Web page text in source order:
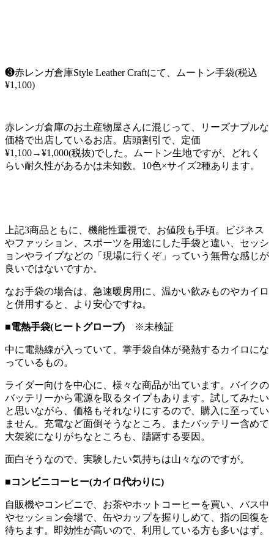
❸赤レンガ倉庫Style Leather Craftにて、ムートン手袋(税込
¥1,100)
赤レンガ倉庫のお土産物屋さんに混じって、リーズナブルな
価格で出店しているお店。店頭割引で、定価
¥1,100→¥1,000(税抜)でした。ムートン生地ですが、どれく
らい耐久性があるかは未知数。10色×サイズ2種あります。
上記3商品ともに、機能性重視で、お値段も手頃。ビジネス
やファッション、スポーツを用途にした手袋と違い、セッシ
ョンやライブなどの「現場に行くぞ」っていう無骨な感じが
良いではないですか。
なお手袋の場合は、急速暖房用に、温かい飲みものやカイロ
と併用すると、より安心ですね。
■電熱手袋(ヒートグローブ) ※未検証
中に電熱線が入っていて、掌手袋自体が発熱するカイロにな
っているもの。
ライダー向けを中心に、様々な商品が出ています。バイクの
バッテリーから電源を取るタイプもあります。試してみたい
と思いながら、価格もそれなりにするので、購入に至ってい
ません。充電など面倒そうなところ、またバッテリー含めて
大袈裟になりがちなところも、躊躇する要因。
面白そうなので、実験したい気持ちは山々なのですが。
■コンビニコーヒー(カイロ代わりに)
自販機やコンビニで、お茶やホットコーヒーを買い、バス中
やセッション会場で、缶やカップを握りしめて、指の回復を
待ちます。即効性が高いので、利用している方も多いはず。